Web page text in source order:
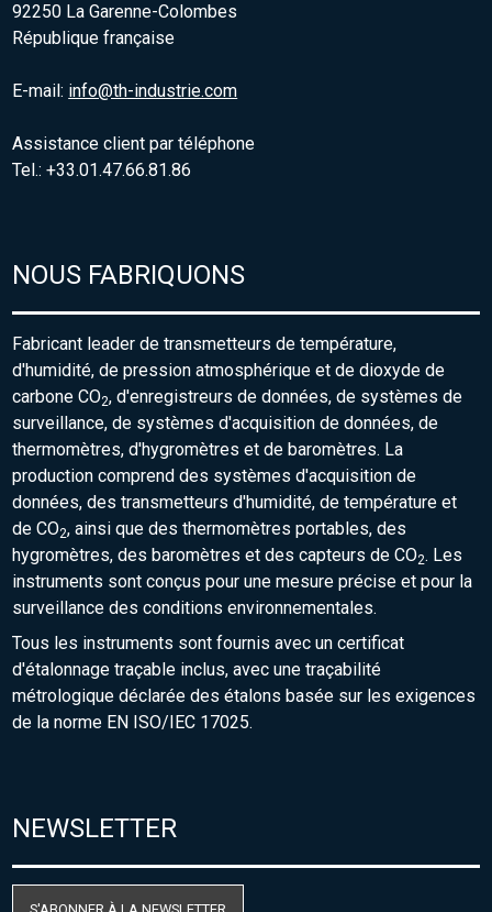
92250 La Garenne-Colombes
République française
E-mail: info@th-industrie.com
Assistance client par téléphone
Tel.: +33.01.47.66.81.86
NOUS FABRIQUONS
Fabricant leader de transmetteurs de température,
d'humidité, de pression atmosphérique et de dioxyde de
carbone CO2, d'enregistreurs de données, de systèmes de
surveillance, de systèmes d'acquisition de données, de
thermomètres, d'hygromètres et de baromètres. La
production comprend des systèmes d'acquisition de
données, des transmetteurs d'humidité, de température et
de CO2, ainsi que des thermomètres portables, des
hygromètres, des baromètres et des capteurs de CO2. Les
instruments sont conçus pour une mesure précise et pour la
surveillance des conditions environnementales.
Tous les instruments sont fournis avec un certificat
d'étalonnage traçable inclus, avec une traçabilité
métrologique déclarée des étalons basée sur les exigences
de la norme EN ISO/IEC 17025.
NEWSLETTER